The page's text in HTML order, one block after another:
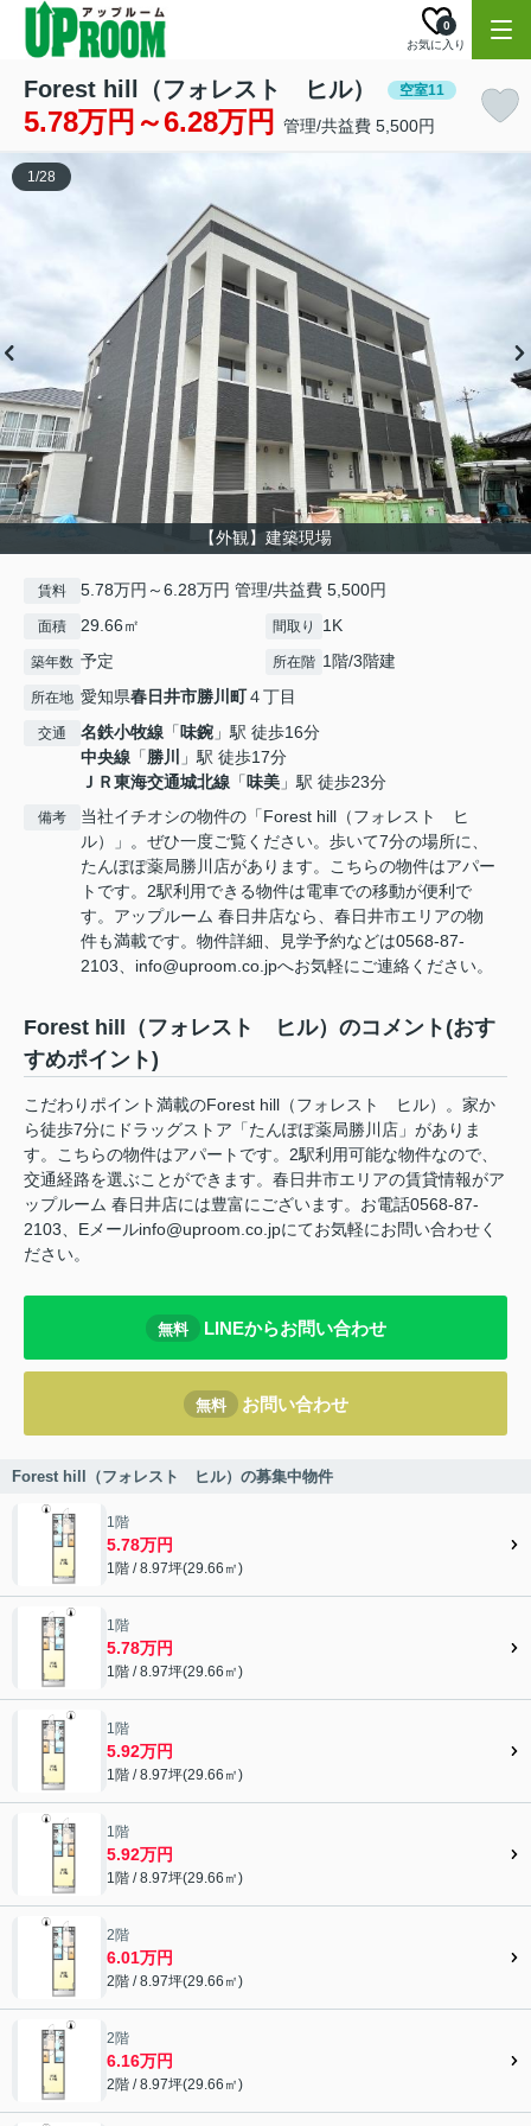
お気に入り
0
Forest hill（フォレスト ヒル） 空室11
5.78万円～6.28万円 管理/共益費 5,500円
【外観】建築現場
1/28
賃料 5.78万円～6.28万円 管理/共益費 5,500円
面積 29.66㎡ 間取り 1K
築年数 予定 所在階 1階/3階建
所在地 愛知県春日井市勝川町４丁目
交通 名鉄小牧線 「味鋺 」駅 徒歩16分
中央線 「勝川
」駅 徒歩17分
ＪＲ東海交通城北線 「味美 」駅 徒歩23分
備考
当社イチオシの物件の「Forest hill（フォレスト ヒ
ル）」。ぜひ一度ご覧ください。歩いて7分の場所に、
たんぽぽ薬局勝川店があります。こちらの物件はアパー
トです。2駅利用できる物件は電車での移動が便利で
す。アップルーム 春日井店なら、春日井市エリアの物
件も満載です。物件詳細、見学予約などは0568-87-
2103、info@uproom.co.jpへお気軽にご連絡ください。
Forest hill（フォレスト ヒル）のコメント(おす
すめポイント)
こだわりポイント満載のForest hill（フォレスト ヒル）。家か
ら徒歩7分にドラッグストア「たんぽぽ薬局勝川店」がありま
す。こちらの物件はアパートです。2駅利用可能な物件なので、
交通経路を選ぶことができます。春日井市エリアの賃貸情報がア
ップルーム 春日井店には豊富にございます。お電話0568-87-
2103、Eメールinfo@uproom.co.jpにてお気軽にお問い合わせく
ださい。
無料 LINEからお問い合わせ
無料 お問い合わせ
Forest hill（フォレスト ヒル）の募集中物件
1階
5.78万円
1階 / 8.97坪(29.66㎡)
1階
5.78万円
1階 / 8.97坪(29.66㎡)
1階
5.92万円
1階 / 8.97坪(29.66㎡)
1階
5.92万円
1階 / 8.97坪(29.66㎡)
2階
6.01万円
2階 / 8.97坪(29.66㎡)
2階
6.16万円
2階 / 8.97坪(29.66㎡)